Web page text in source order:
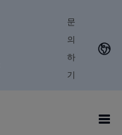
문
의
하
기